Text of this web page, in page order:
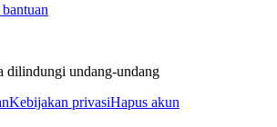
dilindungi undang-undang
Kebijakan privasiHapus akun